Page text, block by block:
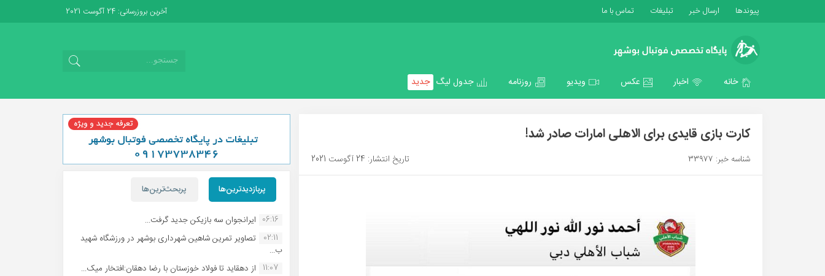
پیوندها ارسال خبر تبلیغات تماس با ما آخرین بروزرسانی: 24 آگوست 2021
خانه اخبار عکس ویدیو روزنامه جدول لیگ جدید
کارت بازی قایدی برای الاهلی امارات صادر شد!
شناسه خبر: 33977 تاریخ انتشار: 24 آگوست 2021
پربازدیدترین‌ها پربحث‌ترین‌ها
06:16 ایرانجوان سه بازیکن جدید گرفت...
02:11
تصاویر تمرین شاهین شهردارى بوشهر در ورزشگاه شهید
ب...
11:07 از دهقاید تا فولاد خوزستان با رضا دهقان:افتخار میک...